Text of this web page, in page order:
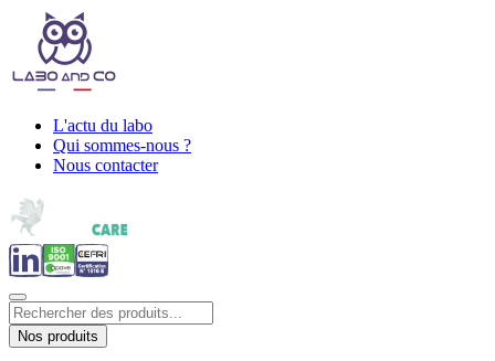
L'actu du labo
Qui sommes-nous ?
Nous contacter
Nos produits